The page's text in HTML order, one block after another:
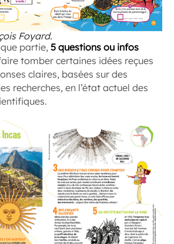
Foyard.
partie, 5 questions ou infos
tomber certaines idées reçues
claires, basées sur des
recherches, en l’état actuel des